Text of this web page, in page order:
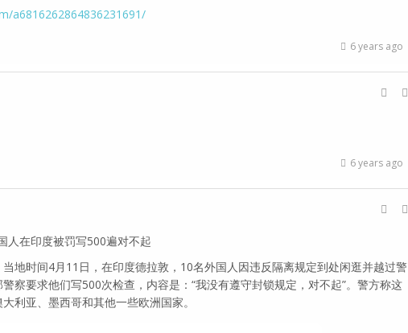
a6816262864836231691/
6 years ago
6 years ago
人在印度被罚写500遍对不起
时间4月11日，在印度德拉敦，10名外国人因违反隔离规定到处闲逛并越过警
察要求他们写500次检查，内容是：“我没有遵守封锁规定，对不起”。警方称这
利亚、墨西哥和其他一些欧洲国家。